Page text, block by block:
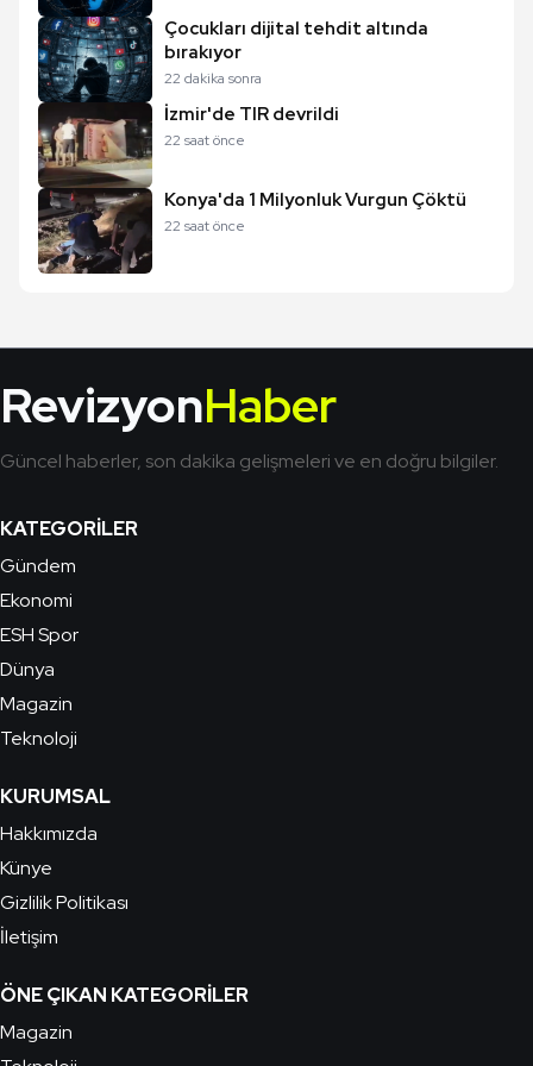
Çocukları dijital tehdit altında
bırakıyor
22 dakika sonra
İzmir'de TIR devrildi
22 saat önce
Konya'da 1 Milyonluk Vurgun Çöktü
22 saat önce
RevizyonHaber
Güncel haberler, son dakika gelişmeleri ve en doğru bilgiler.
KATEGORILER
Gündem
Ekonomi
ESH Spor
Dünya
Magazin
Teknoloji
KURUMSAL
Hakkımızda
Künye
Gizlilik Politikası
İletişim
ÖNE ÇIKAN KATEGORILER
Magazin